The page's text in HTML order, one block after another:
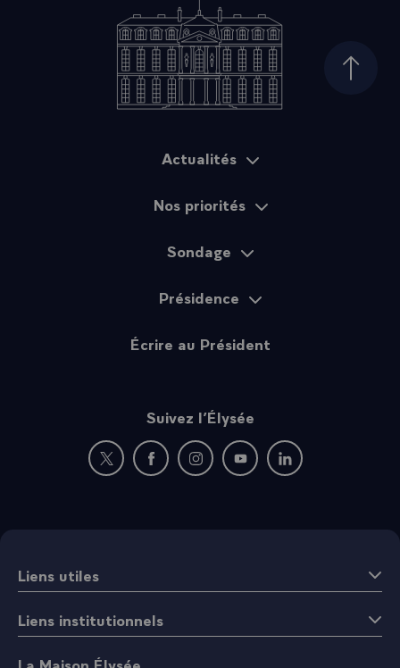
Haut
Actualités
Nos priorités
Sondage
Présidence
Écrire au Président
Suivez l’Élysée
Nouvelle fenêtre : rejoignez-nous sur Twitter
Nouvelle fenêtre : rejoignez-nous sur
Nouvelle fenêtre : rejoignez-nous
Nouvelle fenêtre :
Nouvelle fenêtre :
Liens utiles
Liens institutionnels